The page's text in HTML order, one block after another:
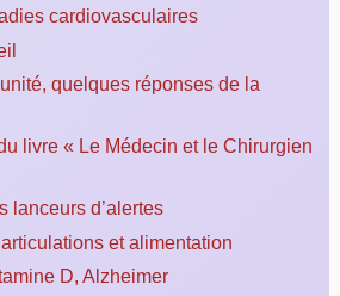
cardiovasculaires
quelques réponses de la
livre « Le Médecin et le Chirurgien
lanceurs d’alertes
et alimentation
D, Alzheimer